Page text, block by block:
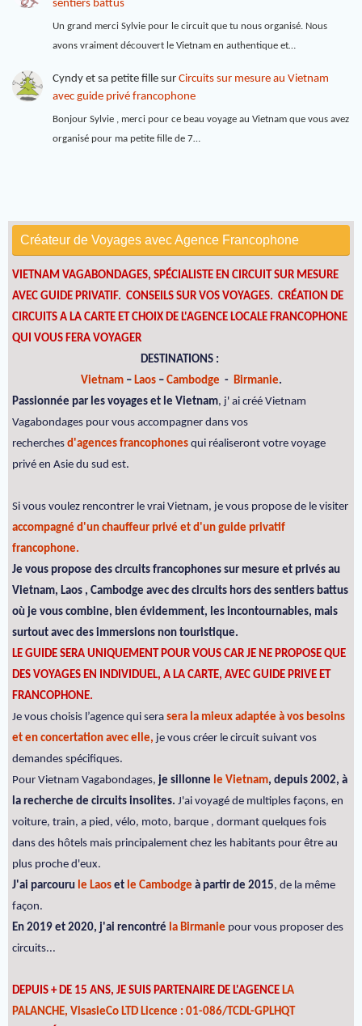
sentiers battus
Un grand merci Sylvie pour le circuit que tu nous organisé. Nous
avons vraiment découvert le Vietnam en authentique et…
Cyndy et sa petite fillesur Circuits sur mesure au Vietnam
avec guide privé francophone
Bonjour Sylvie , merci pour ce beau voyage au Vietnam que vous avez
organisé pour ma petite fille de 7…
Créateur de Voyages avec Agence Francophone
VIETNAM VAGABONDAGES, SPÉCIALISTE EN CIRCUIT SUR MESURE
AVEC GUIDE PRIVATIF. CONSEILS SUR VOS VOYAGES. CRÉATION DE
CIRCUITS A LA CARTE ET CHOIX DE L'AGENCE LOCALE FRANCOPHONE
QUI VOUS FERA VOYAGER
DESTINATIONS :
Vietnam– Laos – Cambodge - Birmanie.
Passionnée par les voyages et le Vietnam, j' ai créé Vietnam
Vagabondages pour vous accompagner dans vos
recherches d'agences francophones qui réaliseront votre voyage
privé en Asie du sud est.
Si vous voulez rencontrer le vrai Vietnam, je vous propose de le visiter
accompagné d'un chauffeur privé et d'un guide privatif
francophone.
Je vous propose des circuits francophones sur mesure et privés au
Vietnam, Laos , Cambodge avec des circuits hors des sentiers battus
où je vous combine, bien évidemment, les incontournables, mais
surtout avec des immersions non touristique.
LE GUIDE SERA UNIQUEMENT POUR VOUS CAR JE NE PROPOSE QUE
DES VOYAGES EN INDIVIDUEL, A LA CARTE, AVEC GUIDE PRIVE ET
FRANCOPHONE.
Je vous choisis l’agence qui sera sera la mieux adaptée à vos besoins
et en concertation avec elle, je vous créer le circuit suivant vos
demandes spécifiques.
Pour Vietnam Vagabondages, je sillonne le Vietnam, depuis 2002, à
la recherche de circuits insolites. J'ai voyagé de multiples façons, en
voiture, train, a pied, vélo, moto, barque , dormant quelques fois
dans des hôtels mais principalement chez les habitants pour être au
plus proche d'eux.
J'ai parcouru le Laos et le Cambodge à partir de 2015, de la même
façon.
En 2019 et 2020, j'ai rencontré la Birmanie pour vous proposer des
circuits...
DEPUIS + DE 15 ANS, JE SUIS PARTENAIRE DE L'AGENCE LA
PALANCHE, VisasieCo LTD Licence : 01-086/TCDL-GPLHQT